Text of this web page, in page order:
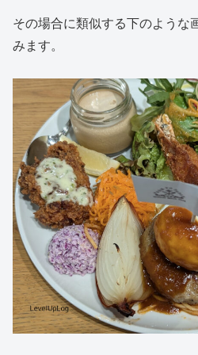
その場合に類似する下のような
みます。